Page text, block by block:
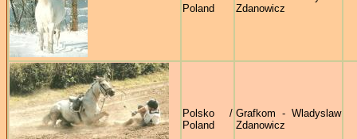
Poland
Zdanowicz
Polsko /
Poland
Grafkom - Wladyslaw
Zdanowicz